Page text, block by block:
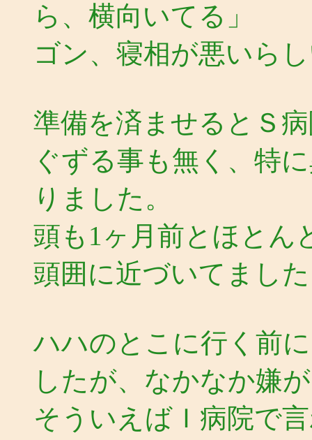
ら、横向いてる」
ゴン、寝相が悪いら
準備を済ませるとＳ
ぐずる事も無く、特
りました。
頭も1ヶ月前とほとん
頭囲に近づいてまし
ハハのとこに行く前
したが、なかなか嫌
そういえばＩ病院で